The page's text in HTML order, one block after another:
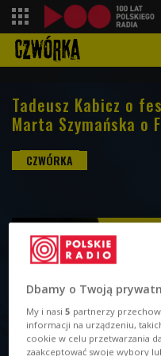
Tadeusz Kabicz o
Marta Szymańska o
Dbamy o Twoją
My i nasi5 partnerzy
informacji na urządzeniu,
cookie w celu przetwarzania
zaakceptować swoje wybory